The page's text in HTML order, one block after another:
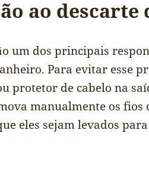
ao descarte
um dos principais
Para evitar esse
protetor de cabelo na
manualmente os fios
eles sejam levados